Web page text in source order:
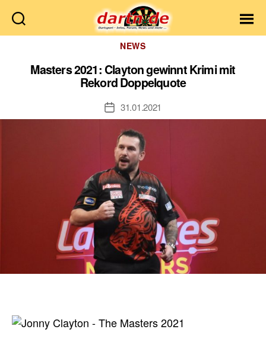
Dartn.de
Kategorien
NEWS
Masters 2021: Clayton gewinnt Krimi mit
Rekord Doppelquote
Veröffentlichungsdatum
31.01.2021